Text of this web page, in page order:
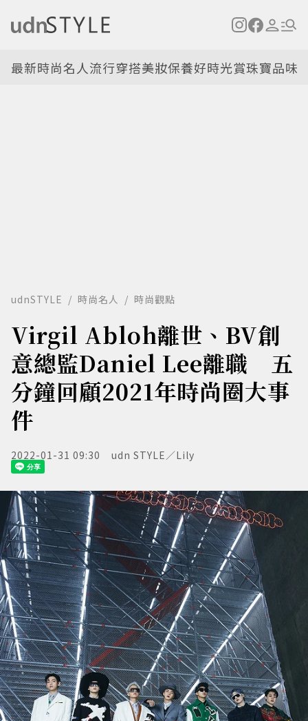
最新時尚名人流行穿搭美妝保養好時光賞珠寶品味
udnSTYLE 時尚名人 時尚觀點
Virgil Abloh離世、BV創
意總監Daniel Lee離職 五
分鐘回顧2021年時尚圈大事
件
2022-01-31 09:30 udn STYLE／Lily